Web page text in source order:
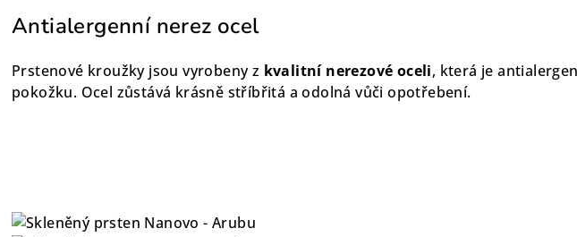
Antialergenní nerez ocel
Prstenové kroužky jsou vyrobeny z kvalitní nerezové oceli, která je
pokožku. Ocel zůstává krásně stříbřitá a odolná vůči opotřebení.